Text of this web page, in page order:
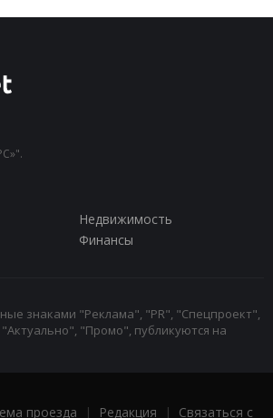
Недвижимость
Финансы
знаками "Реклама", "PR", "Спецпроект",
"Промо", публикуются на
проезда | Редакция | Связаться с